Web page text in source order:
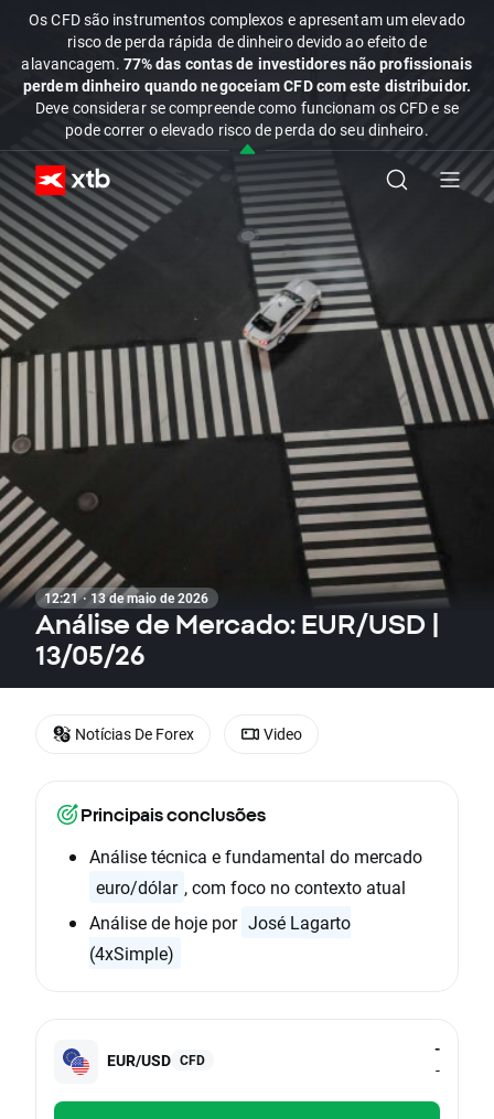
Os CFD são instrumentos complexos e apresentam um elevado
risco de perda rápida de dinheiro devido ao efeito de
alavancagem. 77% das contas de investidores não profissionais
perdem dinheiro quando negoceiam CFD com este distribuidor.
Deve considerar se compreende como funcionam os CFD e se
pode correr o elevado risco de perda do seu dinheiro.
12:21 · 13 de maio de 2026
Análise de Mercado: EUR/USD |
13/05/26
Principais conclusões
Análise técnica e fundamental do mercado
euro/dólar , com foco no contexto atual
Análise de hoje por José Lagarto
(4xSimple)
EUR/USD CFD
-
-
Notícias De Forex Video